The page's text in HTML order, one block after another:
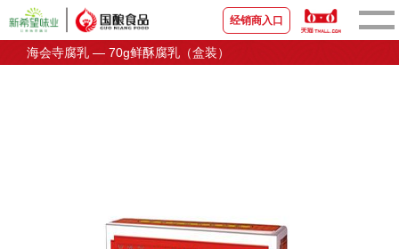
首页
经销商入口
海会寺腐乳 — 70g鲜酥腐乳（盒装）